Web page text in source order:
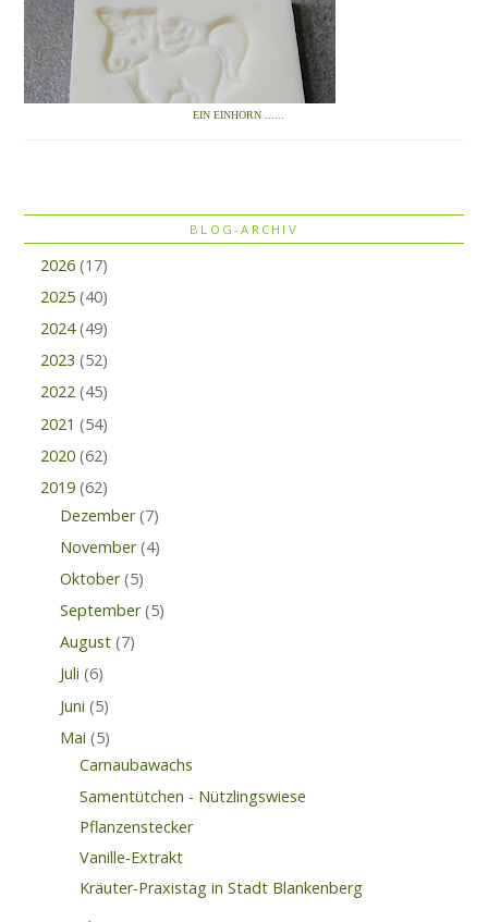
EIN EINHORN ......
BLOG-ARCHIV
2026 (17)
2025 (40)
2024 (49)
2023 (52)
2022 (45)
2021 (54)
2020 (62)
2019 (62)
Dezember (7)
November (4)
Oktober (5)
September (5)
August (7)
Juli (6)
Juni (5)
Mai (5)
Carnaubawachs
Samentütchen - Nützlingswiese
Pflanzenstecker
Vanille-Extrakt
Kräuter-Praxistag in Stadt Blankenberg